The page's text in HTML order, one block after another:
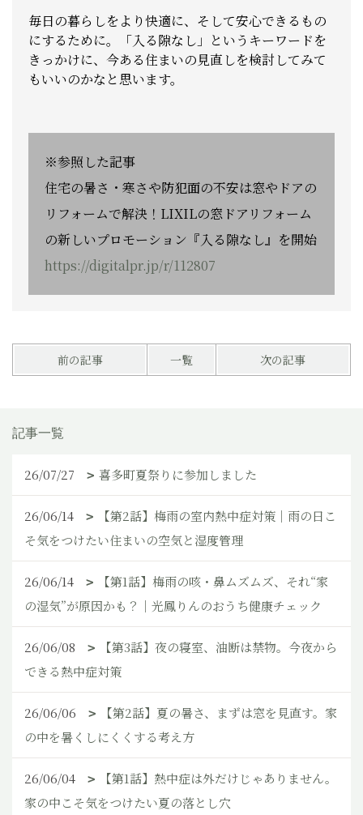
毎日の暮らしをより快適に、そして安心できるもの
にするために。「入る隙なし」というキーワードを
きっかけに、今ある住まいの見直しを検討してみて
もいいのかなと思います。
※参照した記事
住宅の暑さ・寒さや防犯面の不安は窓やドアの
リフォームで解決！LIXILの窓ドアリフォーム
の新しいプロモーション『入る隙なし』を開始
https://digitalpr.jp/r/112807
前の記事 一覧 次の記事
記事一覧
26/07/27 喜多町夏祭りに参加しました
26/06/14
【第2話】梅雨の室内熱中症対策｜雨の日こ
そ気をつけたい住まいの空気と湿度管理
26/06/14
【第1話】梅雨の咳・鼻ムズムズ、それ“家
の湿気”が原因かも？｜光鳳りんのおうち健康チェック
26/06/08
【第3話】夜の寝室、油断は禁物。今夜から
できる熱中症対策
26/06/06
【第2話】夏の暑さ、まずは窓を見直す。家
の中を暑くしにくくする考え方
26/06/04
【第1話】熱中症は外だけじゃありません。
家の中こそ気をつけたい夏の落とし穴